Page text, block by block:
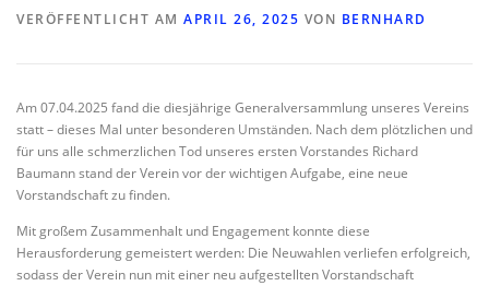
VERÖFFENTLICHT AM APRIL 26, 2025 VON BERNHARD
Am 07.04.2025 fand die diesjährige Generalversammlung unseres Vereins
statt – dieses Mal unter besonderen Umständen. Nach dem plötzlichen und
für uns alle schmerzlichen Tod unseres ersten Vorstandes Richard
Baumann stand der Verein vor der wichtigen Aufgabe, eine neue
Vorstandschaft zu finden.
Mit großem Zusammenhalt und Engagement konnte diese
Herausforderung gemeistert werden: Die Neuwahlen verliefen erfolgreich,
sodass der Verein nun mit einer neu aufgestellten Vorstandschaft